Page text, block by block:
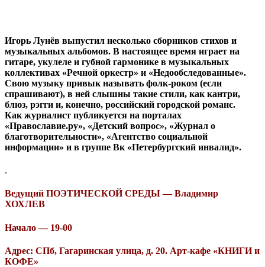
Игорь Лунёв выпустил несколько сборников стихов и
музыкальных альбомов. В настоящее время играет на
гитаре, укулеле и губной гармонике в музыкальных
коллективах «Речной оркестр» и «Недообследованные».
Свою музыку привык называть фолк-роком (если
спрашивают), в ней слышны такие стили, как кантри,
блюз, рэгги и, конечно, российский городской романс.
Как журналист публикуется на порталах
«Православие.ру», «Детский вопрос», «Журнал о
благотворительности», «Агентство социальной
информации» и в группе Вк «Петербургский инвалид».
.
Ведущий ПОЭТИЧЕСКОЙ СРЕДЫ — Владимир
ХОХЛЕВ
Начало — 19-00
Адрес: СПб, Гагаринская улица, д. 20. Арт-кафе «КНИГИ и
КОФЕ»